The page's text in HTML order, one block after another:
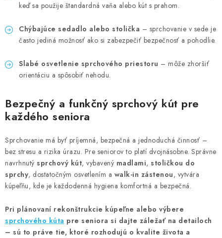
keď sa použije štandardná vaňa alebo kút s prahom.
Chýbajúce sedadlo alebo stolička – sprchovanie v sede je
často jediná možnosť ako si zabezpečiť bezpečnosť a pohodlie.
Slabé osvetlenie sprchového priestoru – môže zhoršiť
orientáciu a spôsobiť nehodu.
Bezpečný a funkčný sprchový kút pre
každého seniora
Sprchovanie má byť príjemná, bezpečná a jednoduchá činnosť –
bez stresu a rizika úrazu. Pre seniorov to platí dvojnásobne. Správne
navrhnutý sprchový kút, vybavený madlami, stoličkou do
sprchy, dostatočným osvetlením a walk-in zástenou, vytvára
kúpeľňu, kde je každodenná hygiena komfortná a bezpečná.
Pri plánovaní rekonštrukcie kúpeľne alebo výbere
sprchového kúta pre seniora si dajte záležať na detailoch
– sú to práve tie, ktoré rozhodujú o kvalite života a